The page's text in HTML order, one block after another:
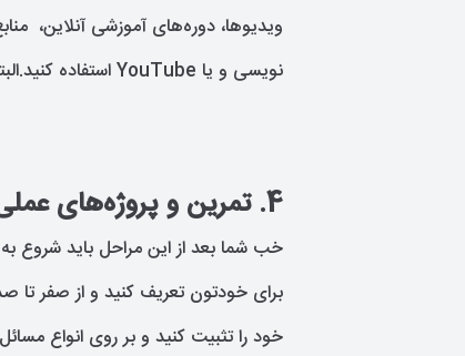
ویدیوها، دوره‌های آموزشی آنلاین،
نویسی و یا YouTube استفاده کنید.البته که وبسایت دیاکد میتونه کمک بزرگی بهتون بکنه
4. تمرین و پروژه‌های عملی
خب شما بعد از این مراحل باید شروع به
برای خودتون تعریف کنید و از صفر تا
خود را تثبیت کنید و بر روی انواع